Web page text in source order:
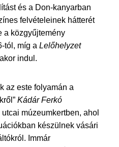
és a Don-kanyarban
felvételeinek hátterét
a közgyűjtemény
tól, míg a Lelőhelyzet
indul.
az este folyamán a
Kádár Ferkó
múzeumkertben, ahol
készülnek vásári
Immár